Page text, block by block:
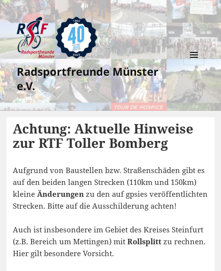
Radsportfreunde Münster
e.V.
MENÜ
UND
WIDGETS
Achtung: Aktuelle Hinweise
zur RTF Toller Bomberg
Aufgrund von Baustellen bzw. Straßenschäden gibt es
auf den beiden langen Strecken (110km und 150km)
kleine Änderungen zu den auf gpsies veröffentlichten
Strecken. Bitte auf die Ausschilderung achten!
Auch ist insbesondere im Gebiet des Kreises Steinfurt
(z.B. Bereich um Mettingen) mitRollsplitt zu rechnen.
Hier gilt besondere Vorsicht.